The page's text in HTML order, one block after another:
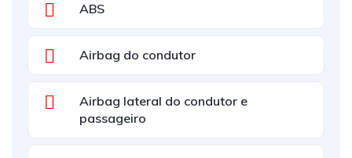
ABS
Airbag do condutor
Airbag lateral do condutor e
passageiro